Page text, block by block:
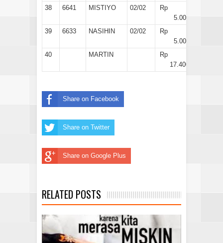
38
6641 MISTIYO 02/02
Rp
5.000
39
6633 NASIHIN 02/02
Rp
5.000
40
MARTIN
Rp
17.400
Share on Facebook
Share on Twitter
Share on Google Plus
RELATED POSTS